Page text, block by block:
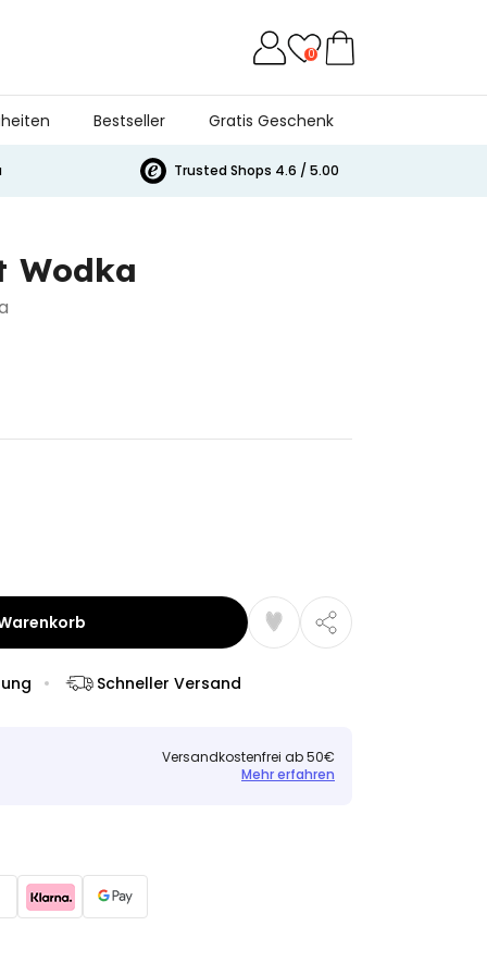
0
Bestseller Gratis Geschenk
Trusted Shops 4.6 / 5.00
Wodka
Schneller Versand
Versandkostenfrei ab 50€
Mehr erfahren